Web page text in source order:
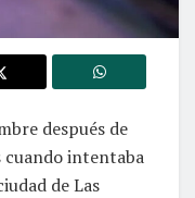
después de
cuando intentaba
de Las